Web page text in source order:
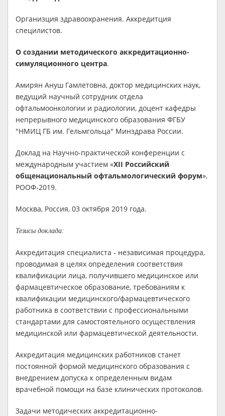
Организция здравоохранения. Аккредитция
специлистов.
О создании методического аккредитационно-
симуляционного центра.
Амирян Ануш Гамлетовна, доктор медицинских наук,
ведущий научный сотрудник отдела
офтальмоонкологии и радиологии, доцент кафедры
непрерывного медицинского образования ФГБУ
"НМИЦ ГБ им. Гельмгольца" Минздрава России.
Доклад на Научно-практической конференции с
международным участием «XII Российский
общенациональный офтальмологический форум»,
РООФ-2019.
Москва, Россия, 03 октября 2019 года.
Тезисы доклада:
Аккредитация специалиста - независимая процедура,
проводимая в целях определения соответствия
квалификации лица, получившего медицинское или
фармацевтическое образование, требованиям к
квалификации медицинского/фармацевтического
работника в соответствии с профессиональными
стандартами для самостоятельного осуществления
медицинской или фармацевтической деятельности.
Аккредитация медицинских работников станет
постоянной формой медицинского образования с
внедрением допуска к определенным видам
врачебной помощи на базе клинических протоколов.
Задачи методических аккредитационно-